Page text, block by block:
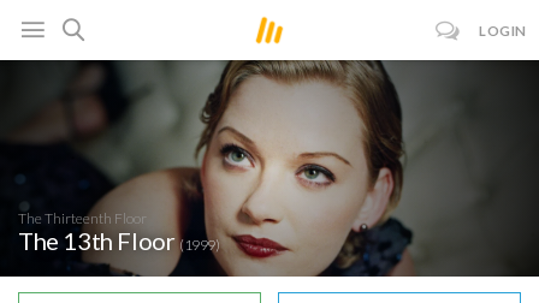
LOGIN
The Thirteenth Floor
The 13th Floor(1999)